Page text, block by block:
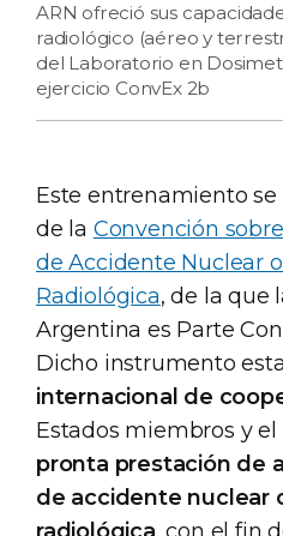
ARN ofreció sus
radiológico (aéreo y
del Laboratorio en
ejercicio ConvEx 2b
Este entrenamiento
de la Convención
de Accidente Nuclear
Radiológica, de la que
Argentina es Parte
Dicho instrumento
internacional de
Estados miembros y el
pronta prestación de
de accidente nuclear